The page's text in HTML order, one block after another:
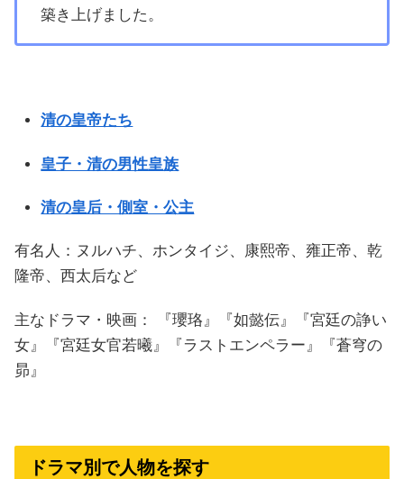
築き上げました。
清の皇帝たち
皇子・清の男性皇族
清の皇后・側室・公主
有名人：ヌルハチ、ホンタイジ、康熙帝、雍正帝、乾
隆帝、西太后など
主なドラマ・映画： 『瓔珞』『如懿伝』『宮廷の諍い
女』『宮廷女官若曦』『ラストエンペラー』『蒼穹の
昴』
ドラマ別で人物を探す